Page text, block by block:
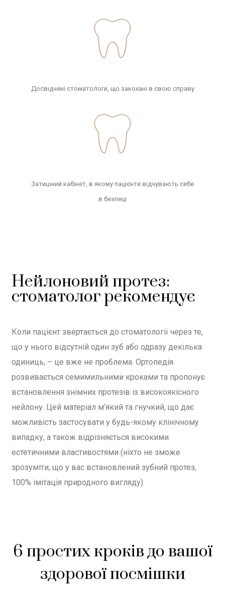
Досвідчені стоматологи, що закохані в свою справу
Затишний кабінет, в якому пацієнти відчувають себе
в безпеці
Нейлоновий протез:
стоматолог рекомендує
Коли пацієнт звертається до стоматології через те,
що у нього відсутній один зуб або одразу декілька
одиниць, – це вже не проблема. Ортопедія
розвивається семимильними кроками та пропонує
встановлення знімних протезів із високоякісного
нейлону. Цей матеріал м’який та гнучкий, що дає
можливість застосувати у будь-якому клінічному
випадку, а також відрізняється високими
естетичними властивостями (ніхто не зможе
зрозуміти, що у вас встановлений зубний протез,
100% імітація природного вигляду).
6 простих кроків до вашої
здорової посмішки